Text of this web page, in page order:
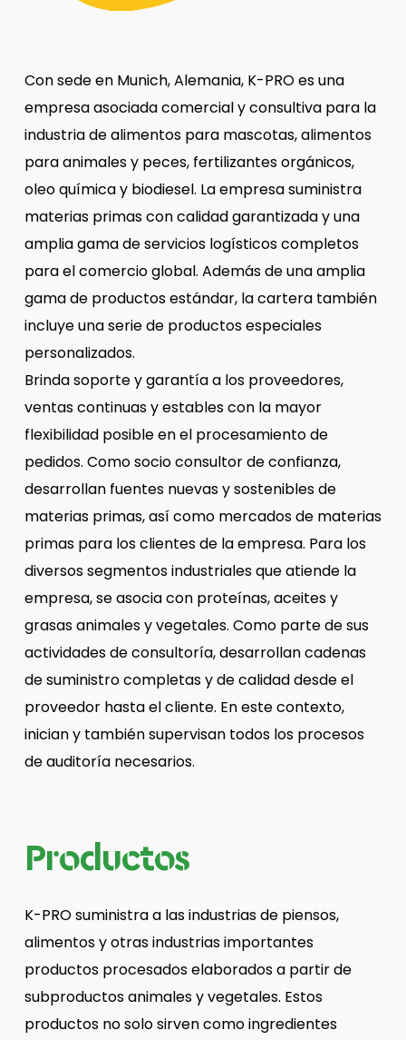
Con sede en Munich, Alemania, K-PRO es una
empresa asociada comercial y consultiva para la
industria de alimentos para mascotas, alimentos
para animales y peces, fertilizantes orgánicos,
oleo química y biodiesel. La empresa suministra
materias primas con calidad garantizada y una
amplia gama de servicios logísticos completos
para el comercio global. Además de una amplia
gama de productos estándar, la cartera también
incluye una serie de productos especiales
personalizados.
Brinda soporte y garantía a los proveedores,
ventas continuas y estables con la mayor
flexibilidad posible en el procesamiento de
pedidos. Como socio consultor de confianza,
desarrollan fuentes nuevas y sostenibles de
materias primas, así como mercados de materias
primas para los clientes de la empresa. Para los
diversos segmentos industriales que atiende la
empresa, se asocia con proteínas, aceites y
grasas animales y vegetales. Como parte de sus
actividades de consultoría, desarrollan cadenas
de suministro completas y de calidad desde el
proveedor hasta el cliente. En este contexto,
inician y también supervisan todos los procesos
de auditoría necesarios.
Productos
K-PRO suministra a las industrias de piensos,
alimentos y otras industrias importantes
productos procesados elaborados a partir de
subproductos animales y vegetales. Estos
productos no solo sirven como ingredientes